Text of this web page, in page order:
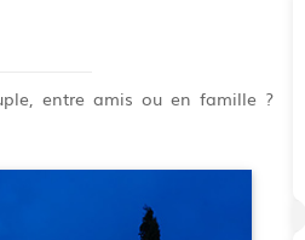
entre amis ou en famille ?